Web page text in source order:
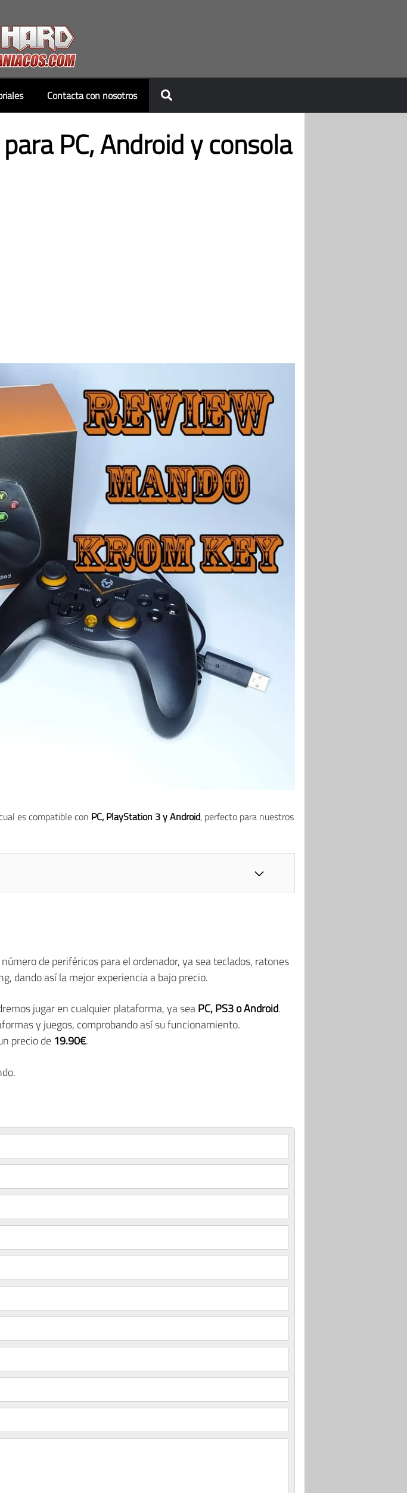
Contacta con nosotros
PC, Android y consola
es compatible con PC, PlayStation 3 y Android, perfecto para nuestros
de periféricos para el ordenador, ya sea teclados, ratones
dando así la mejor experiencia a bajo precio.
jugar en cualquier plataforma, ya seaPC, PS3 o Android.
y juegos, comprobando así su funcionamiento.
precio de 19.90€.